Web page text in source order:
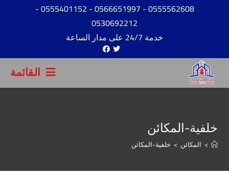
0555562608
- 0566651997
- 0555401152
-
0530692212
خدمة 24/7 على مدار الساعة
القائمة
خلفية-المكائن
> المكائن > خلفية-المكائن